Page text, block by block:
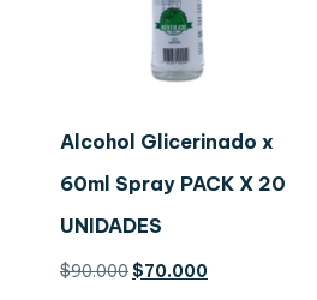
Alcohol Glicerinado x
60ml Spray PACK X 20
UNIDADES
$90.000 $70.000